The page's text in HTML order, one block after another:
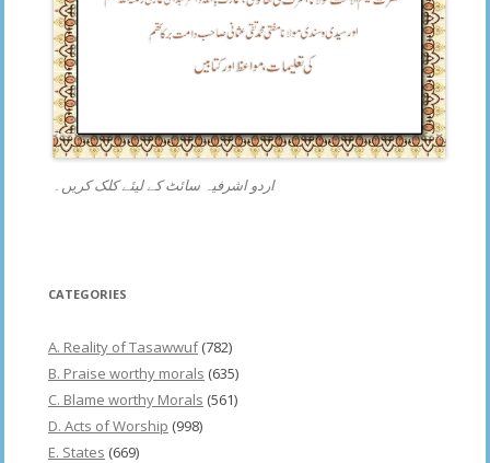
اردو اشرفیہ سائٹ کے لیئے کلک کریں۔
CATEGORIES
A. Reality of Tasawwuf(782)
B. Praise worthy morals (635)
C. Blame worthy Morals (561)
D. Acts of Worship (998)
E. States (669)